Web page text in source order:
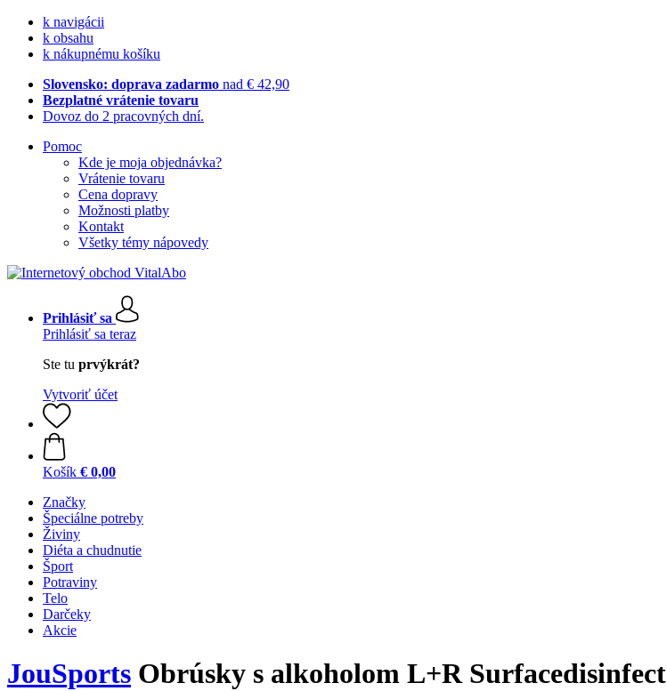
k navigácii
k obsahu
k nákupnému košíku
Slovensko: doprava zadarmo nad € 42,90
Bezplatné vrátenie tovaru
Dovoz do 2 pracovných dní.
Pomoc
Kde je moja objednávka?
Vrátenie tovaru
Cena dopravy
Možnosti platby
Kontakt
Všetky témy nápovedy
Prihlásiť sa
Prihlásiť sa teraz
Ste tu prvýkrát?
Vytvoriť účet
Košík € 0,00
Značky
Špeciálne potreby
Živiny
Diéta a chudnutie
Šport
Potraviny
Telo
Darčeky
Akcie
JouSports Obrúsky s alkoholom L+R Surfacedisinfect